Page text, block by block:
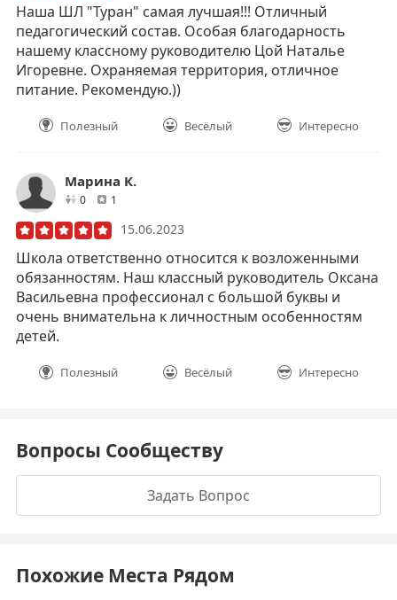
Наша ШЛ "Туран" самая лучшая!!! Отличный
педагогический состав. Особая благодарность
нашему классному руководителю Цой Наталье
Игоревне. Охраняемая территория, отличное
питание. Рекомендую.))
Полезный Весёлый Интересно
Марина К.
0друзей1
15.06.2023
Школа ответственно относится к возложенными
обязанностям. Наш классный руководитель Оксана
Васильевна профессионал с большой буквы и
очень внимательна к личностным особенностям
детей.
Полезный Весёлый Интересно
Вопросы Сообществу
Задать Вопрос
Похожие Места Рядом